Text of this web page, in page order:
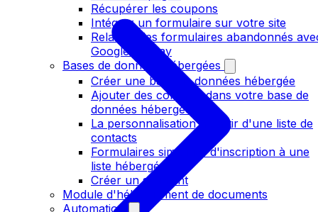
Récupérer les coupons
Intégrer un formulaire sur votre site
Relancer les formulaires abandonnés
Google Display
Bases de données hébergées
Créer une base de données hébergée
Ajouter des contacts dans votre base de
données hébergée
La personnalisation à partir d'une liste de
contacts
Formulaires simplifiés d'inscription à une
liste hébergée
Créer un segment
Module d'hébergement de documents
Automation